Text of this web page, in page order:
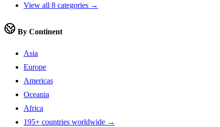
View all 8 categories →
By Continent
Asia
Europe
Americas
Oceania
Africa
195+ countries worldwide →